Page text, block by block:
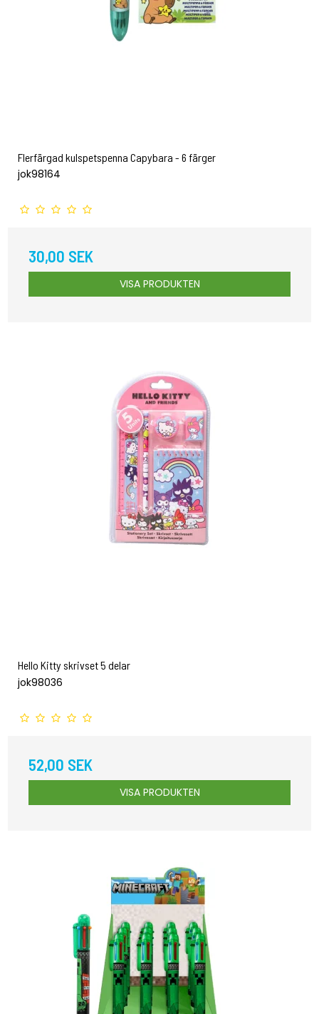
Flerfärgad kulspetspenna Capybara - 6 färger
jok98164
30,00 SEK
VISA PRODUKTEN
Hello Kitty skrivset 5 delar
jok98036
52,00 SEK
VISA PRODUKTEN